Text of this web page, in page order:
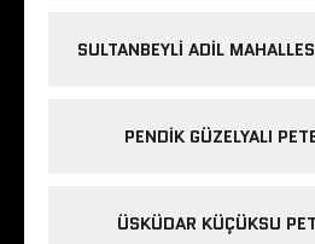
SULTANBEYLI ADIL
PENDIK GÜZELYALI
ÜSKÜDAR KÜÇÜKSU